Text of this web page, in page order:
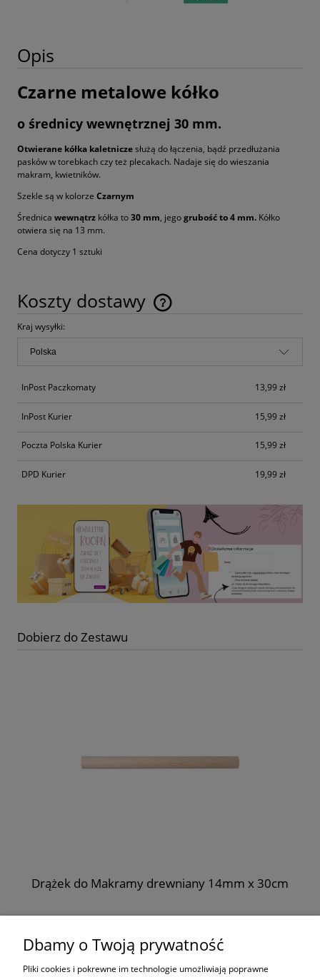
Opis
Czarne metalowe kółko
o średnicy wewnętrznej 30 mm.
Otwierane kółka kaletniczesłużą do łączenia, bądź przedłużania
pasków w torebkach czy też plecakach. Nadaje się do wieszania
makram, kwietników.
Szekle są w kolorze Czarnym
Średnica wewnątrz kółka to30 mm, jegogrubość to 4 mm. Kółko
otwiera się na 13 mm.
Cena dotyczy 1 sztuki
Koszty dostawy
Cena nie zawiera ewentualnych kosztów płatności
Kraj wysyłki:
InPost Paczkomaty 13,99 zł
InPost Kurier 15,99 zł
Poczta Polska Kurier 15,99 zł
DPD Kurier 19,99 zł
Dobierz do Zestawu
Drążek do Makramy drewniany 14mm x 30cm
Dbamy o Twoją prywatność
Pliki cookies i pokrewne im technologie umożliwiają poprawne